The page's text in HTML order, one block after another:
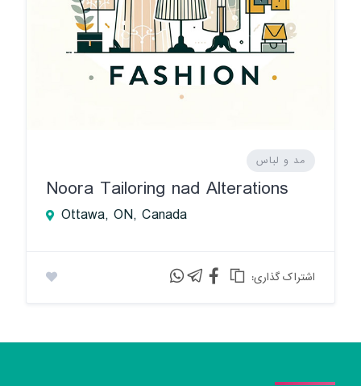
مد و لباس
Noora Tailoring nad Alterations
Ottawa, ON, Canada
:اشتراک گذاری